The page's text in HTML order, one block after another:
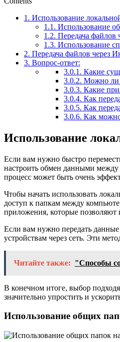
1. Использование
1.1. Использование
1.2. Передача файлов
1.3. Использование
2. Передача файлов через
3. Вопрос-ответ:
3.0.1. Какие
3.0.2. Можно ли
3.0.3. Какие
3.0.4. Как
3.0.5. Как
3.0.6. Как
Использование
Если вам нужно быстро
настроить обмен данными между
процесс может быть очень
Чтобы начать использовать
доступ к папкам между
приложения, которые
Если вам нужно передать
устройствам через сеть. Эти
Читайте также: "Способы
В конечном итоге, выбор
значительно упростить и
Использование общих